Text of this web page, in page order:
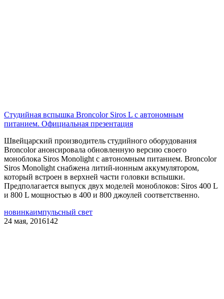
Студийная вспышка Broncolor Siros L с автономным
питанием. Официальная презентация
Швейцарский производитель студийного оборудования
Broncolor анонсировала обновленную версию своего
моноблока Siros Monolight с автономным питанием. Broncolor
Siros Monolight снабжена литий-ионным аккумулятором,
который встроен в верхней части головки вспышки.
Предполагается выпуск двух моделей моноблоков: Siros 400 L
и 800 L мощностью в 400 и 800 джоулей соответственно.
новинкаимпульсный свет
24 мая, 2016142